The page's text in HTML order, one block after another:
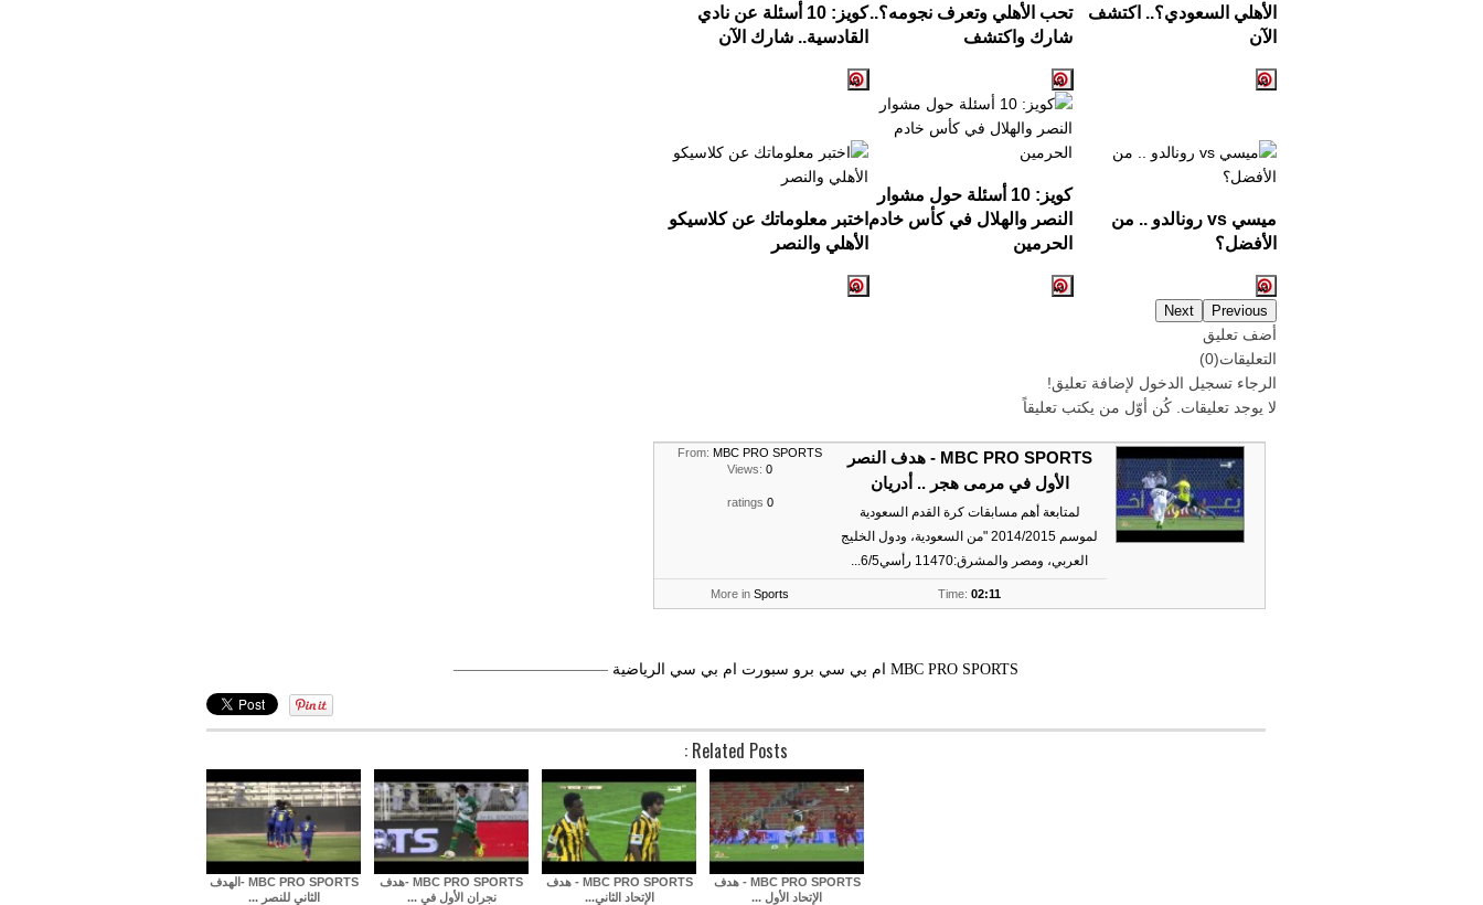
الأهلي السعودي؟.. اكتشف
الآن
تحب الأهلي وتعرف نجومه؟..
شارك واكتشف
كويز: 10 أسئلة عن نادي
القادسية.. شارك الآن
ميسي vs رونالدو .. من
الأفضل؟
كويز: 10 أسئلة حول مشوار
النصر والهلال في كأس خادم
الحرمين
اختبر معلوماتك عن كلاسيكو
الأهلي والنصر
Previous
Next
أضف تعليق
التعليقات(
0
)
الرجاء تسجيل الدخول لإضافة تعليق!
لا يوجد تعليقات. كُن أوّل من يكتب تعليقاً
MBC PRO SPORTS - هدف النصر
الأول في مرمى هجر .. أدريان
لمتابعة أهم مسابقات كرة القدم السعودية
لموسم 2014/2015 "من السعودية، ودول الخليج
العربي، ومصر والمشرق:11470 رأسي6/5...
From: MBC PRO SPORTS
Views: 0
0
ratings
Time: 02:11
More in Sports
MBC PRO SPORTS ام بي سي برو سبورت ام بي سي الرياضية ––––––––––––––––––––
Related Posts :
MBC PRO SPORTS -الهدف
الثاني للنصر ...
MBC PRO SPORTS -هدف
نجران الأول في ...
MBC PRO SPORTS - هدف
الإتحاد الثاني...
MBC PRO SPORTS - هدف
الإتحاد الأول ...